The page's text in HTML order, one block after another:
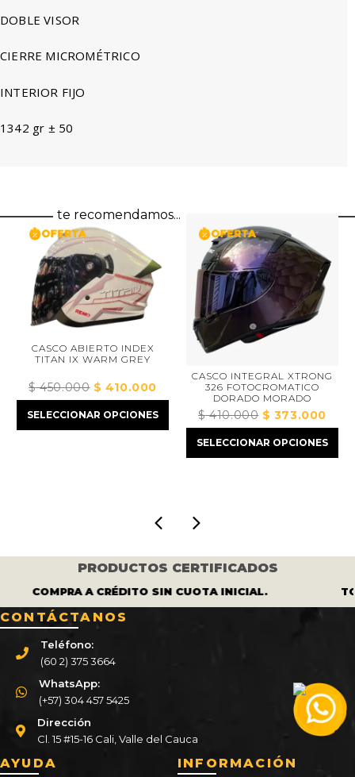
DOBLE VISOR
CIERRE MICROMÉTRICO
INTERIOR FIJO
1342 gr ± 50
te recomendamos...
CASCO ABIERTO INDEX
TITAN IX WARM GREY
$450.000 El
precio
original
$ 410.000El
precio
actual
$ 410.000.
SELECCIONAR OPCIONES
CASCO INTEGRAL XTRONG
326 FOTOCROMATICO
DORADO MORADO
$410.000 El
precio
original
$ 373.000El
SELECCIONAR OPCIONES
PRODUCTOS CERTIFICADOS
COMPRA A CRÉDITO SIN CUOTA INICIAL.
CONTÁCTANOS
Teléfono:
(60 2) 375 3664
WhatsApp:
(+57) 304 457 5425
Dirección
Cl. 15 #15-16 Cali, Valle del Cauca
AYUDA INFORMACIÓN